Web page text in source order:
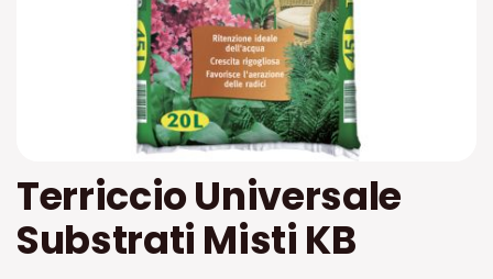
all'inizio
della
galleria
di
Terriccio Universale
Substrati Misti KB